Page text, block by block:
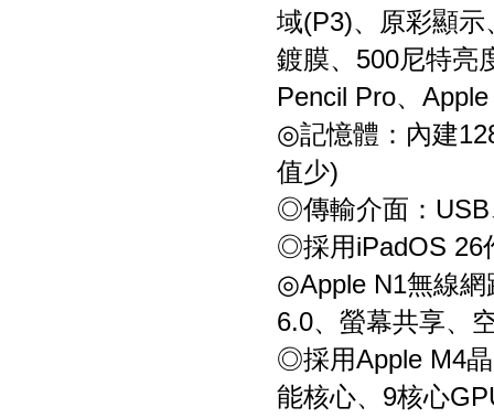
域(P3)、原彩顯
鍍膜、500尼特亮
Pencil Pro、
◎記憶體：內建
值少)
◎傳輸介面：USB
◎採用iPadOS 26
◎Apple N1無線網
6.0、螢幕共享、
◎採用Apple M4
能核心、9核心